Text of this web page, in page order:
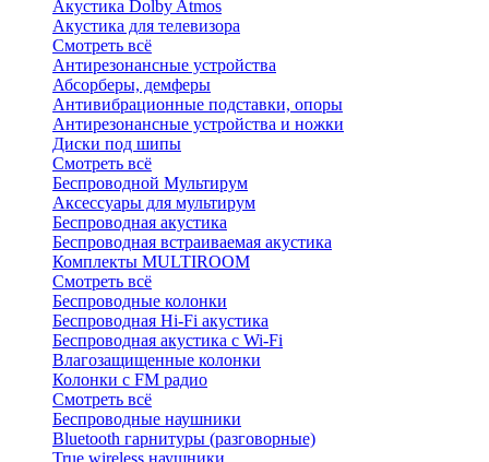
Акустика Dolby Atmos
Акустика для телевизора
Смотреть всё
Антирезонансные устройства
Абсорберы, демферы
Антивибрационные подставки, опоры
Антирезонансные устройства и ножки
Диски под шипы
Смотреть всё
Беспроводной Мультирум
Аксессуары для мультирум
Беспроводная акустика
Беспроводная встраиваемая акустика
Комплекты MULTIROOM
Смотреть всё
Беспроводные колонки
Беспроводная Hi-Fi акустика
Беспроводная акустика с Wi-Fi
Влагозащищенные колонки
Колонки с FM радио
Смотреть всё
Беспроводные наушники
Bluetоoth гарнитуры (разговорные)
True wireless наушники